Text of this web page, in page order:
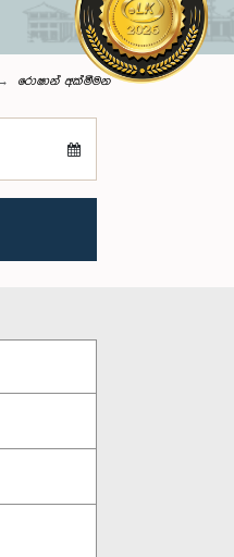
රොෂාන් අක්මීමන